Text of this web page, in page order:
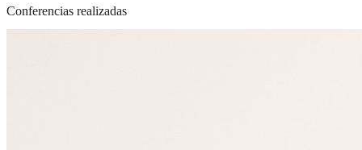
Conferencias realizadas